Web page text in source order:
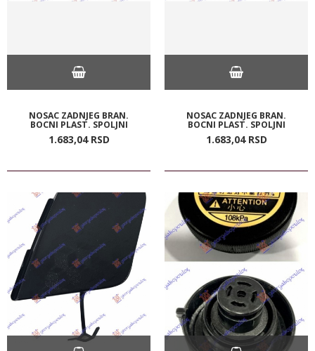
NOSAC ZADNJEG BRAN.
BOCNI PLAST. SPOLJNI
1.683,04 RSD
NOSAC ZADNJEG BRAN.
BOCNI PLAST. SPOLJNI
1.683,04 RSD